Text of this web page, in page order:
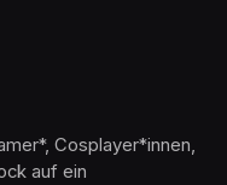
Cosplayer*innen,
auf ein